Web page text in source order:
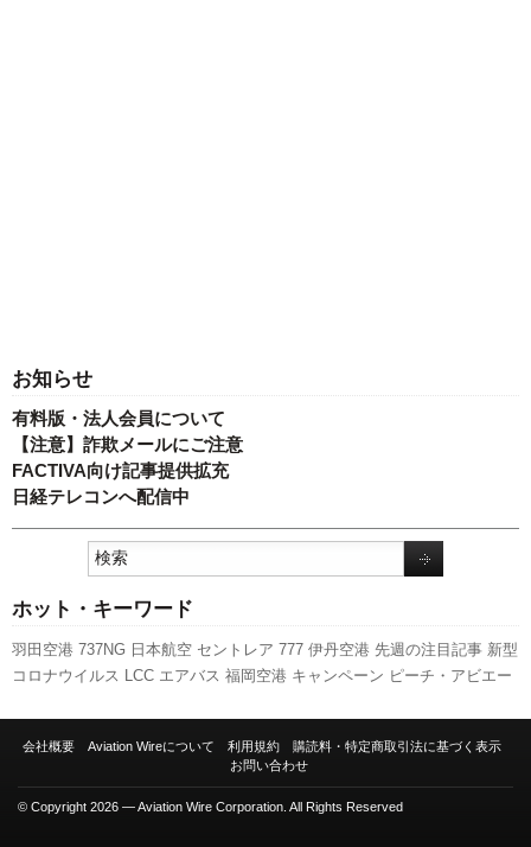
お知らせ
有料版・法人会員について
【注意】詐欺メールにご注意
FACTIVA向け記事提供拡充
日経テレコンへ配信中
ホット・キーワード
羽田空港 737NG 日本航空 セントレア 777 伊丹空港 先週の注目記事 新型
コロナウイルス LCC エアバス 福岡空港 キャンペーン ピーチ・アビエー
XWB A320 ANAホールディングス 利用実績 国交省航空局 関西空港 航空
会社概要 Aviation Wireについて 利用規約
購読料・特定商取引法に基づく表示
お問い合わせ
© Copyright 2026 — Aviation Wire Corporation. All Rights Reserved